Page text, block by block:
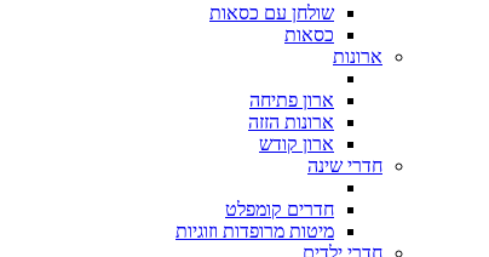
שולחן עם כסאות
כסאות
ארונות
ארון פתיחה
ארונות הזזה
ארון קודש
חדרי שינה
חדרים קומפלט
מיטות מרופדות וזוגיות
חדרי ילדים